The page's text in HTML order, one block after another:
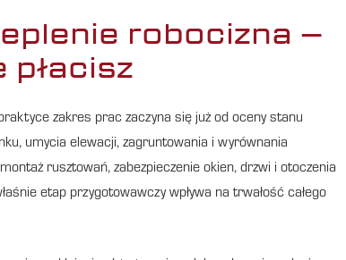
robocizna –
zakres prac zaczyna się już od oceny stanu
umycia elewacji, zagruntowania i wyrównania
rusztowań, zabezpieczenie okien, drzwi i otoczenia
etap przygotowawczy wpływa na trwałość całego